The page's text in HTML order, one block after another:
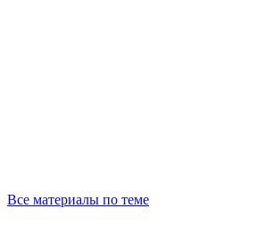
Все материалы по теме